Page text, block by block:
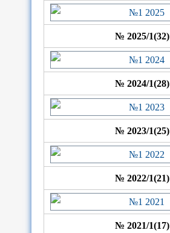
№ 2025/1(32)
№ 2024/1(28)
№ 2023/1(25)
№ 2022/1(21)
№ 2021/1(17)